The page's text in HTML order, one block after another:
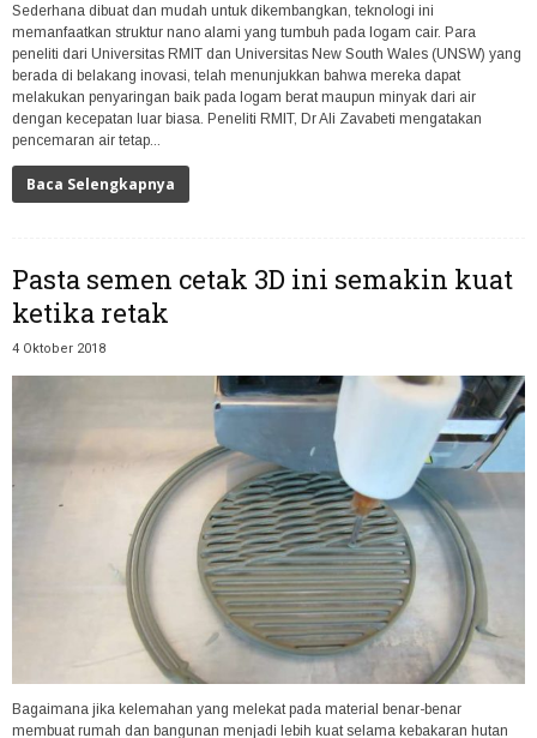
Sederhana dibuat dan mudah untuk dikembangkan, teknologi ini
memanfaatkan struktur nano alami yang tumbuh pada logam cair. Para
peneliti dari Universitas RMIT dan Universitas New South Wales (UNSW) yang
berada di belakang inovasi, telah menunjukkan bahwa mereka dapat
melakukan penyaringan baik pada logam berat maupun minyak dari air
dengan kecepatan luar biasa. Peneliti RMIT, Dr Ali Zavabeti mengatakan
pencemaran air tetap...
Baca Selengkapnya
Pasta semen cetak 3D ini semakin kuat
ketika retak
4 Oktober 2018
Bagaimana jika kelemahan yang melekat pada material benar-benar
membuat rumah dan bangunan menjadi lebih kuat selama kebakaran hutan